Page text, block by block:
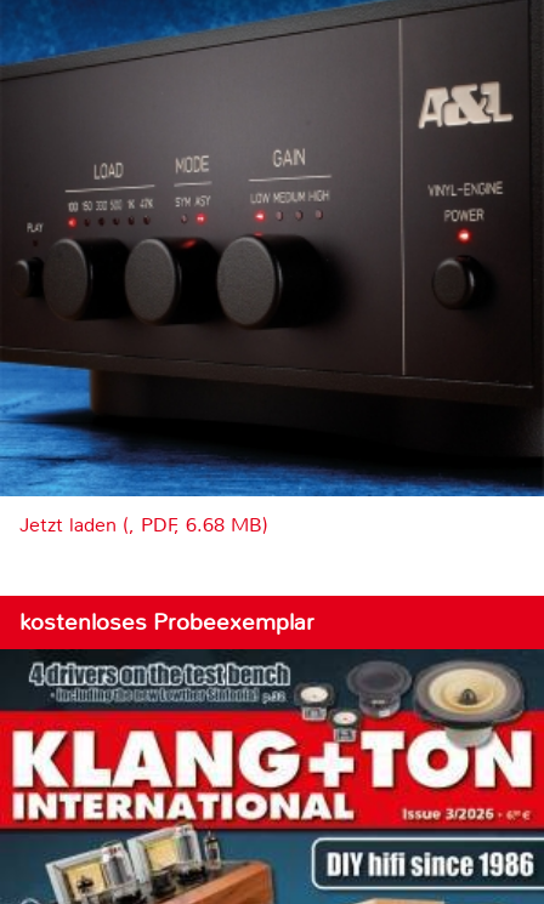
Jetzt laden (, PDF, 6.68 MB)
kostenloses Probeexemplar